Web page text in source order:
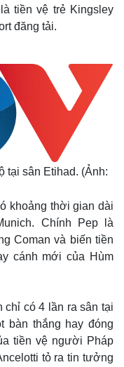
tiền vệ trẻ Kingsley
đăng tải.
tại sân Etihad. (Ảnh:
khoảng thời gian dài
Chính Pep là
Coman và biến tiền
cánh mới của Hùm
chỉ có 4 lần ra sân tại
bàn thắng hay đóng
tiền vệ người Pháp
tỏ ra tin tưởng